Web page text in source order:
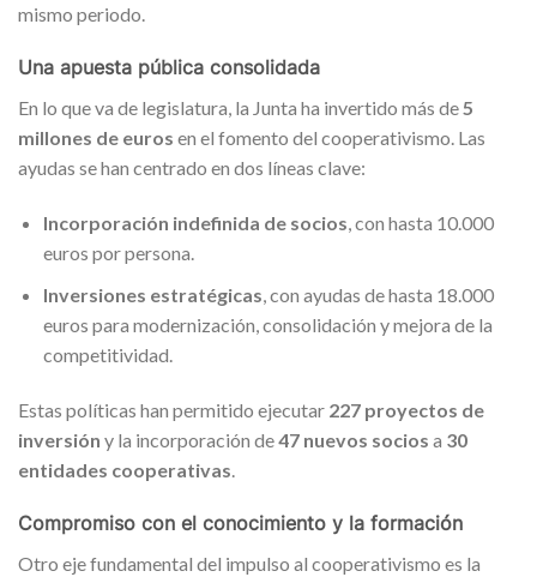
mismo periodo.
Una apuesta pública consolidada
En lo que va de legislatura, la Junta ha invertido más de5
millones de euros en el fomento del cooperativismo. Las
ayudas se han centrado en dos líneas clave:
Incorporación indefinida de socios, con hasta 10.000
euros por persona.
Inversiones estratégicas , con ayudas de hasta 18.000
euros para modernización, consolidación y mejora de la
competitividad.
Estas políticas han permitido ejecutar 227 proyectos de
inversión y la incorporación de47 nuevos socios a 30
entidades cooperativas
Compromiso con el conocimiento y la formación
Otro eje fundamental del impulso al cooperativismo es la